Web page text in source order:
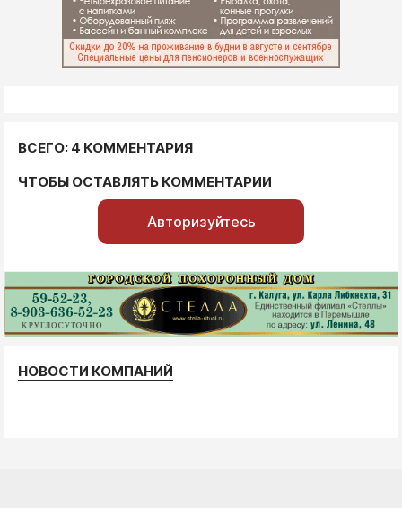
ВСЕГО: 4 КОММЕНТАРИЯ
ЧТОБЫ ОСТАВЛЯТЬ КОММЕНТАРИИ
Авторизуйтесь
НОВОСТИ КОМПАНИЙ